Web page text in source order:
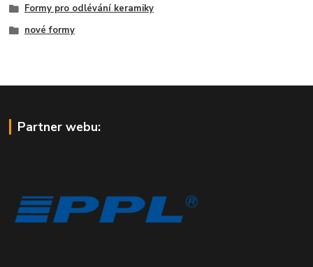
Formy pro odlévání keramiky
nové formy
Partner webu: